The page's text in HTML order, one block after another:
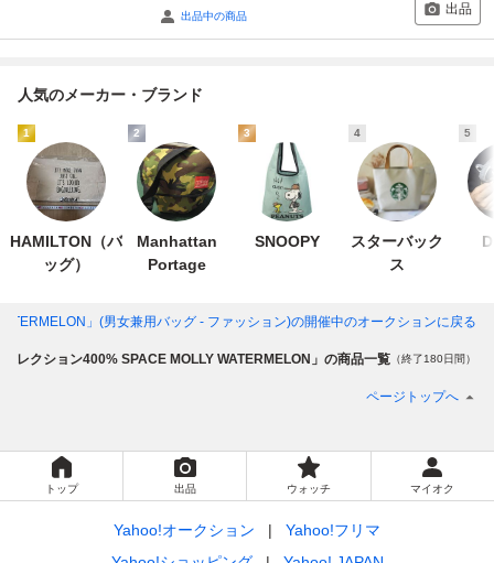
出品中の商品 出品
人気のメーカー・ブランド
1
HAMILTON（バ
ッグ）
2
Manhattan
Portage
3
SNOOPY
4
スターバック
ス
5
」(男女兼用バッグ - ファッション)の開催中のオークションに戻る
レクション400% SPACE MOLLY WATERMELON」の商品一覧 （終了180日間）
ページトップへ
トップ 出品 ウォッチ マイオク
Yahoo!オークション
Yahoo!フリマ